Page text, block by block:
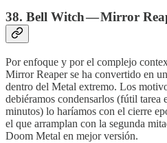
38. Bell Witch — Mirror
Por enfoque y por el complejo
Mirror Reaper se ha convertido en
dentro del Metal extremo. Los
debiéramos condensarlos (fútil tarea
minutos) lo haríamos con el cierre
el que arramplan con la segunda
Doom Metal en mejor versión.